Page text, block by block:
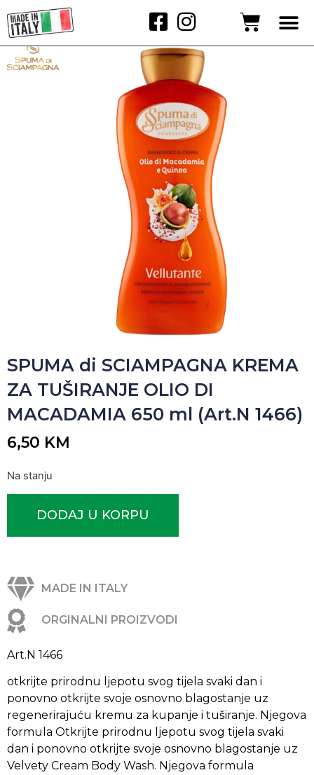
SPUMA di SCIAMPAGNA KREMA
ZA TUŠIRANJE OLIO DI
MACADAMIA 650 ml (Art.N 1466)
6,50 KM
Na stanju
DODAJ U KORPU
MADE IN ITALY
ORGINALNI PROIZVODI
Art.N 1466
otkrijte prirodnu ljepotu svog tijela svaki dan i
ponovno otkrijte svoje osnovno blagostanje uz
regenerirajuću kremu za kupanje i tuširanje. Njegova
formula Otkrijte prirodnu ljepotu svog tijela svaki
dan i ponovno otkrijte svoje osnovno blagostanje uz
Velvety Cream Body Wash. Njegova formula